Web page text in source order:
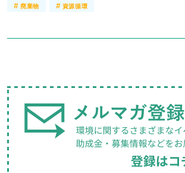
#廃棄物 # 資源循環